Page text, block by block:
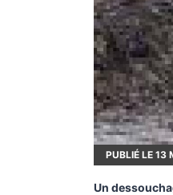
PUBLIÉ LE 13
Un